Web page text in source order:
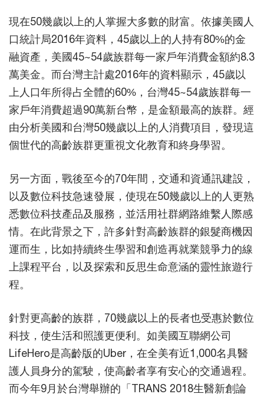
現在50幾歲以上的人掌握大多數的財富。依據美國人
口統計局2016年資料，45歲以上的人持有80%的金
融資產，美國45~54歲族群每一家戶年消費金額約8.3
萬美金。而台灣主計處2016年的資料顯示，45歲以
上人口年所得占全體的60%，台灣45~54歲族群每一
家戶年消費超過90萬新台幣，是金額最高的族群。經
由分析美國和台灣50幾歲以上的人消費項目，發現這
個世代的高齡族群更重視文化教育和終身學習。
另一方面，戰後至今的70年間，交通和資通訊建設，
以及數位科技急速發展，使現在50幾歲以上的人更熟
悉數位科技產品及服務，並活用社群網路維繫人際感
情。在此背景之下，許多針對高齡族群的銀髮商機因
運而生，比如持續終生學習和創造再就業競爭力的線
上課程平台，以及探索和反思生命意涵的靈性旅遊行
程。
針對更高齡的族群，70幾歲以上的長者也受惠於數位
科技，使生活和照護更便利。如美國互聯網公司
LifeHero是高齡版的Uber，在全美有近1,000名具醫
護人員身分的駕駛，使高齡者享有安心的交通過程。
而今年9月於台灣舉辦的「TRANS 2018生醫新創論